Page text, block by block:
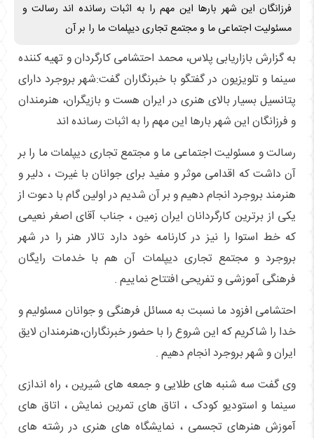
فرزانگان این شهر بارها این مهم را به اثبات رسانده اند رسالت و
مسئولیت اجتماعی ما و مجتمع تجاری دیپلمات ما را بر آن
به گزارش بازاریابی پلاس، محمد احتشامی کارگردان و تهیه کننده
سینما و تلویزیون در گفتگو با خبرنگاران گفت:شهر بروجرد دارای
پتانسیل بسیار بالای هنری در ایران هست و بازیگران، هنرمندان
و فرزانگان این شهر بارها این مهم را به اثبات رسانده اند
رسالت و مسئولیت اجتماعی ما و مجتمع تجاری دیپلمات ما را بر
آن داشت که اقدامی موثر و مفید برای جوانان با غیرت ، دلیر و
هنرمند بروجرد انجام دهیم و بر آن شدیم در اولین گام با دعوت از
یکی از برترین کارگردانان ایران زمین ، جناب آقای اصغر نعیمی
که خط استوا را نیز در کارنامه خود دارد تالار هنر را در شهر
بروجرد و مجتمع تجاری دیپلمات آن هم با خدمات رایگان
فرهنگی آموزشی و تفریحی افتتاح نماییم .
احتشامی افزود ما نسبت به مسائل فرهنگی و جوانان مسئولیم و
خدا را شاکریم که این شروع را با حضور خبرنگاران،هنرمندان لایق
ایران و شهر بروجرد انجام دهیم .
وی گفت سه شنبه های طلایی و جمعه های شیرین ، راه اندازی
سینما و استودیو کودک ، اتاق های تمرین نمایش ، اتاق های
آموزش هنرهای تجسمی ، نمایشگاه های هنری در رشته های